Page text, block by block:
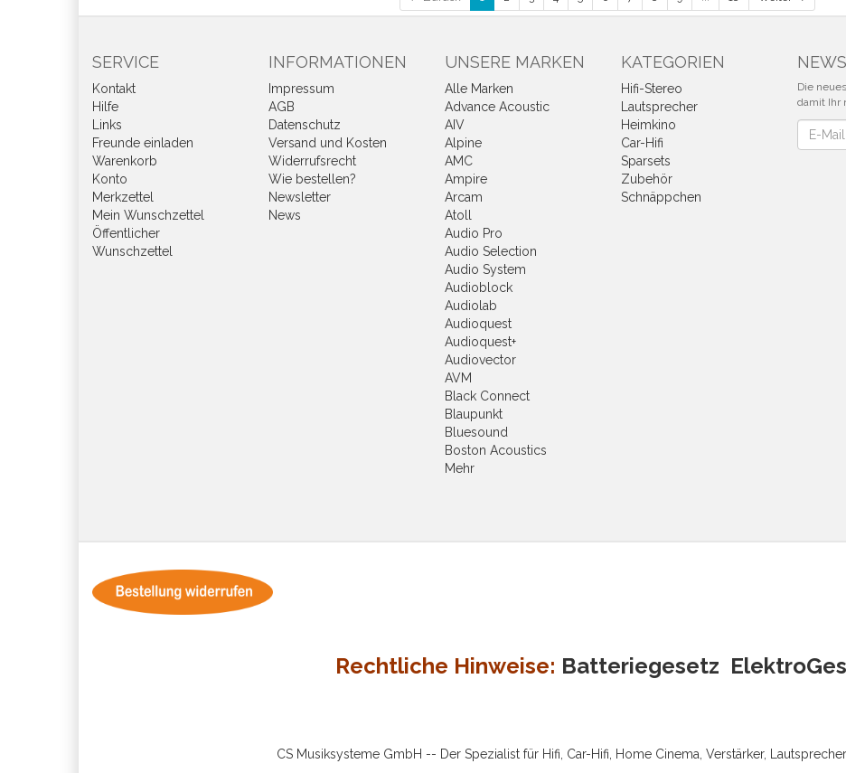
SERVICE
Kontakt
Hilfe
Links
Freunde einladen
Warenkorb
Konto
Merkzettel
Mein Wunschzettel
Öffentlicher
Wunschzettel
INFORMATIONEN
Impressum
AGB
Datenschutz
Versand und Kosten
Widerrufsrecht
Wie bestellen?
Newsletter
News
UNSERE MARKEN
Alle Marken
Advance Acoustic
AIV
Alpine
AMC
Ampire
Arcam
Atoll
Audio Pro
Audio Selection
Audio System
Audioblock
Audiolab
Audioquest
Audioquest+
Audiovector
AVM
Black Connect
Blaupunkt
Bluesound
Boston Acoustics
Mehr
KATEGORIEN
Hifi-Stereo
Lautsprecher
Heimkino
Car-Hifi
Sparsets
Zubehör
Schnäppchen
Die
damit Ihr
Rechtliche Hinweise: Batteriegesetz
CS Musiksysteme GmbH -- Der Spezialist für Hifi, Car-Hifi, Home Cinema, Verstärker,